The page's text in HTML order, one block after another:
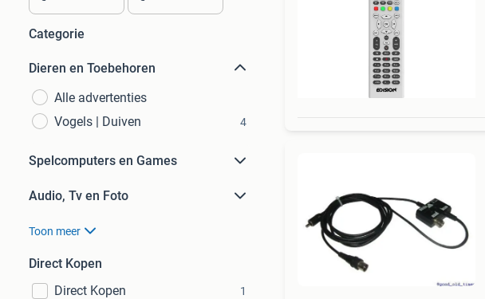
Categorie
Dieren en Toebehoren
Alle advertenties
Vogels | Duiven
4
Spelcomputers en Games
Audio, Tv en Foto
Toon meer
Direct Kopen
Direct Kopen
1